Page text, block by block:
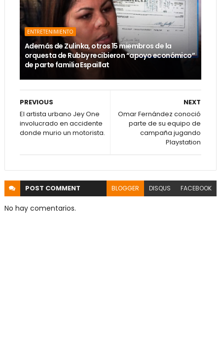
ENTRETENIMIENTO
Además de Zulinka, otros 15 miembros de la
orquesta de Rubby recibieron “apoyo económico”
de parte familia Espaillat
NEXT
Omar Fernández conoció
parte de su equipo de
campaña jugando
Playstation
PREVIOUS
El artista urbano Jey One
involucrado en accidente
donde murio un motorista.
POST COMMENT BLOGGER DISQUS FACEBOOK
No hay comentarios.